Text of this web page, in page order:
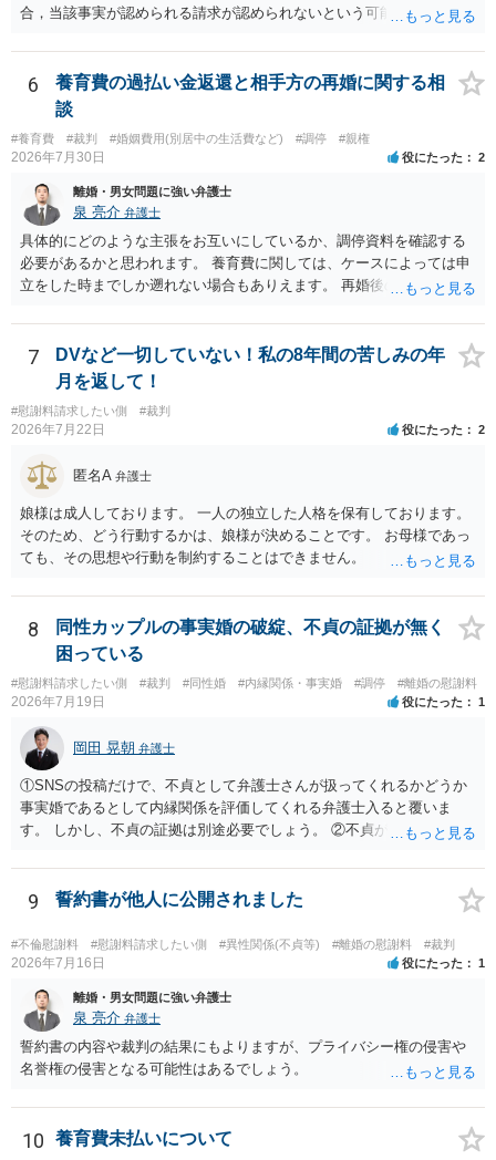
合，当該事実が認められる請求が認められないという可能性はあるで
6
養育費の過払い金返還と相手方の再婚に関する相
談
#養育費 #裁判 #婚姻費用(別居中の生活費など) #調停 #親権
2026年7月30日 役にたった 2
離婚・男女問題に強い弁護士
泉 亮介 弁護士
具体的にどのような主張をお互いにしているか、調停資料を確認する
必要があるかと思われます。 養育費に関しては、ケースによっては申
立をした時までしか遡れない場合もありえます。 再婚後の相手方の行
養育費に関するやりとり等があればそちらについても確認する必要が
あるでしょう。 公開相談の場での回答よりも個別に弁護士にご相談さ
れることをお勧めいたします。
7
DVなど一切していない！私の8年間の苦しみの年
月を返して！
#慰謝料請求したい側 #裁判
2026年7月22日 役にたった 2
匿名A 弁護士
娘様は成人しております。 一人の独立した人格を保有しております。
そのため、どう行動するかは、娘様が決めることです。 お母様であっ
ても、その思想や行動を制約することはできません。
8
同性カップルの事実婚の破綻、不貞の証拠が無く
困っている
#慰謝料請求したい側 #裁判 #同性婚 #内縁関係・事実婚 #調停 #離婚の慰謝料
2026年7月19日 役にたった 1
岡田 晃朝 弁護士
①SNSの投稿だけで、不貞として弁護士さんが扱ってくれるかどうか
事実婚であるとして内縁関係を評価してくれる弁護士入ると覆いま
す。 しかし、不貞の証拠は別途必要でしょう。 ②不貞が認められない
消にあたるかどうか そこは協議の余地はあるかもしれませんが、離婚
の場合も相互に帰責性が無ければ（立証できなければ）、慰謝料など
9 誓約書が他人に公開されました
#不倫慰謝料 #慰謝料請求したい側 #異性関係(不貞等) #離婚の慰謝料 #裁判
2026年7月16日 役にたった 1
離婚・男女問題に強い弁護士
泉 亮介 弁護士
誓約書の内容や裁判の結果にもよりますが、プライバシー権の侵害や
名誉権の侵害となる可能性はあるでしょう。
10 養育費未払いについて